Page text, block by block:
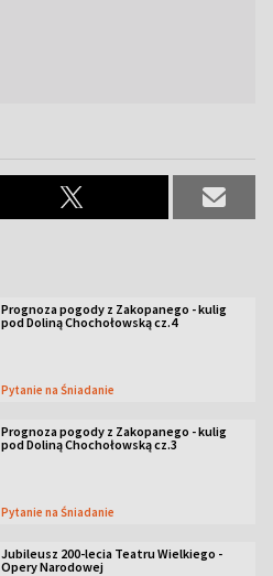
Prognoza pogody z Zakopanego - kulig
pod Doliną Chochołowską cz.4
Pytanie na Śniadanie
Prognoza pogody z Zakopanego - kulig
pod Doliną Chochołowską cz.3
Pytanie na Śniadanie
Jubileusz 200-lecia Teatru Wielkiego -
Opery Narodowej